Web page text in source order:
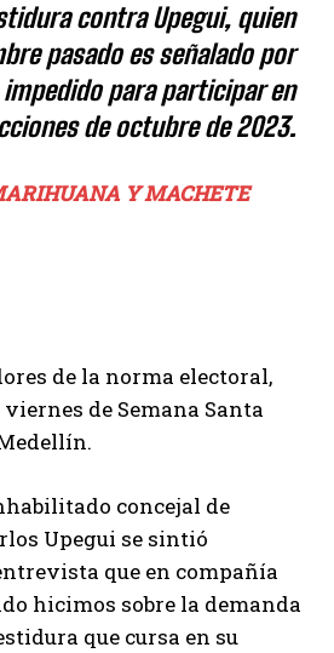
contra Upegui, quien
pasado es señalado por
para participar en
de octubre de 2023.
Y MACHETE
de la norma electoral,
de Semana Santa
concejal de
Upegui se sintió
que en compañía
hicimos sobre la demanda
que cursa en su